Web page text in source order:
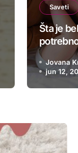
Saveti
Šta je
zaJovana
jun 12,